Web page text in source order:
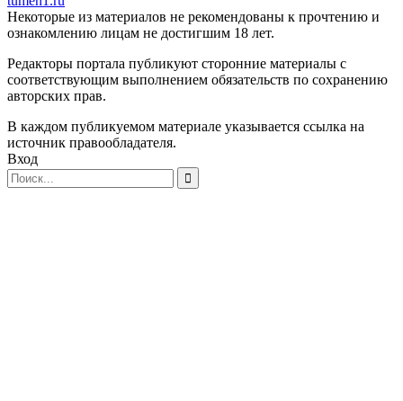
Некоторые из материалов не рекомендованы к прочтению и
ознакомлению лицам не достигшим 18 лет.
Редакторы портала публикуют сторонние материалы с
соответствующим выполнением обязательств по сохранению
авторских прав.
В каждом публикуемом материале указывается ссылка на
источник правообладателя.
Вход